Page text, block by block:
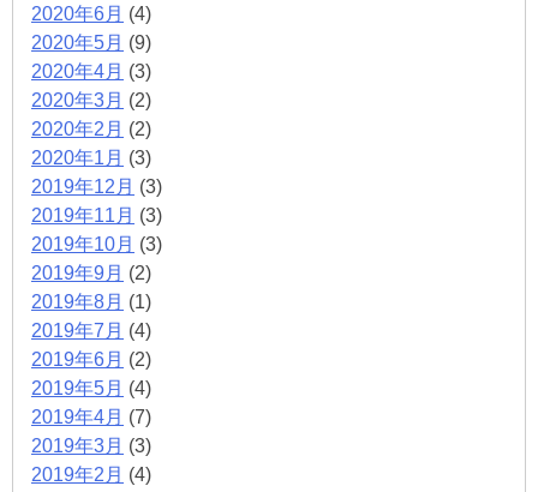
2020年6月 (4)
2020年5月 (9)
2020年4月 (3)
2020年3月 (2)
2020年2月 (2)
2020年1月 (3)
2019年12月 (3)
2019年11月 (3)
2019年10月 (3)
2019年9月 (2)
2019年8月 (1)
2019年7月 (4)
2019年6月 (2)
2019年5月 (4)
2019年4月 (7)
2019年3月 (3)
2019年2月 (4)